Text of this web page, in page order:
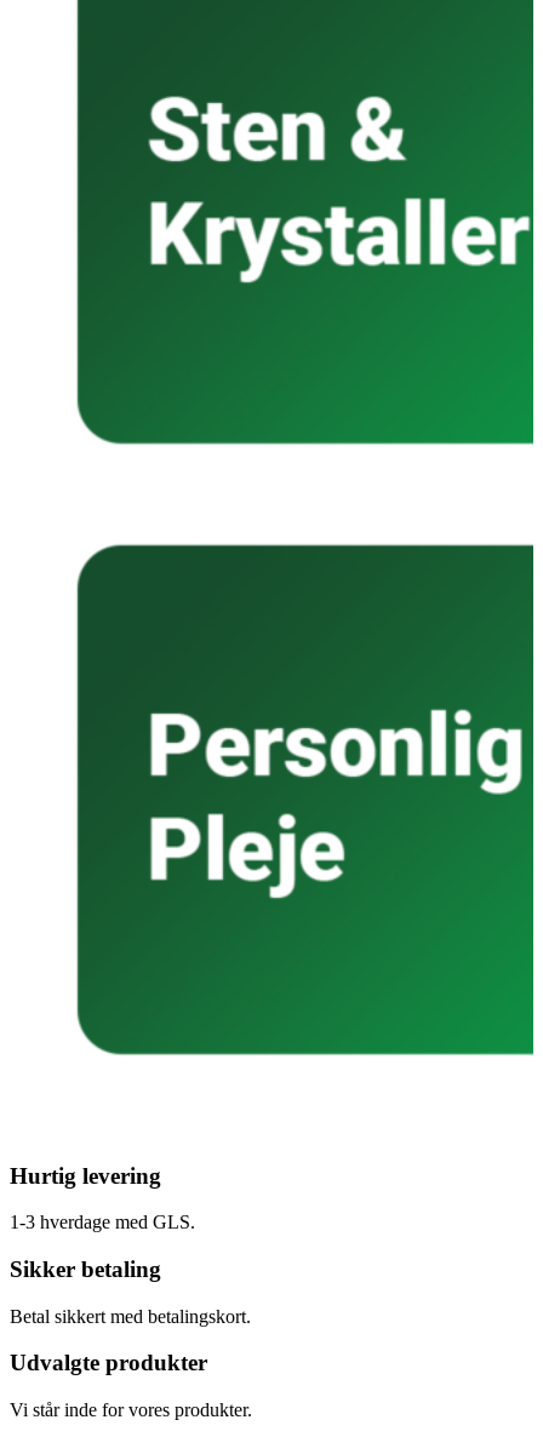
Hurtig levering
1-3 hverdage med GLS.
Sikker betaling
Betal sikkert med betalingskort.
Udvalgte produkter
Vi står inde for vores produkter.